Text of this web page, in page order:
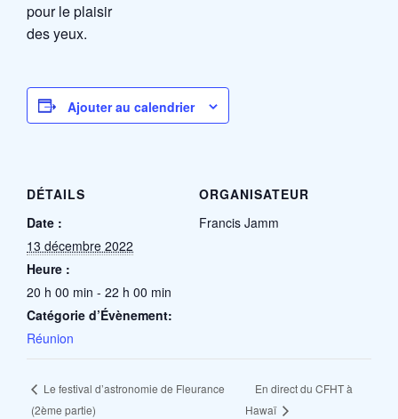
pour le plaisir
des yeux.
Ajouter au calendrier
DÉTAILS
Date :
13 décembre 2022
Heure :
20 h 00 min - 22 h 00 min
Catégorie d’Évènement:
Réunion
ORGANISATEUR
Francis Jamm
Le festival d’astronomie de Fleurance
(2ème partie)
En direct du CFHT à
Hawaï